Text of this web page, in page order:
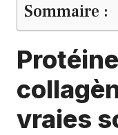
Sommaire :
vraies